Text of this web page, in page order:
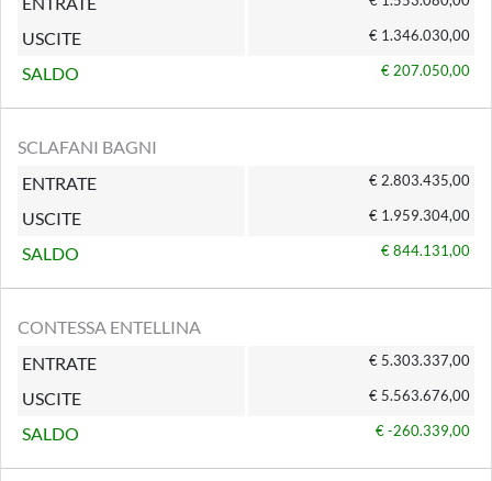
USCITE € 1.346.030,00
SALDO € 207.050,00
SCLAFANI BAGNI
ENTRATE
€ 2.803.435,00
USCITE € 1.959.304,00
SALDO € 844.131,00
CONTESSA ENTELLINA
ENTRATE
€ 5.303.337,00
USCITE € 5.563.676,00
SALDO € -260.339,00